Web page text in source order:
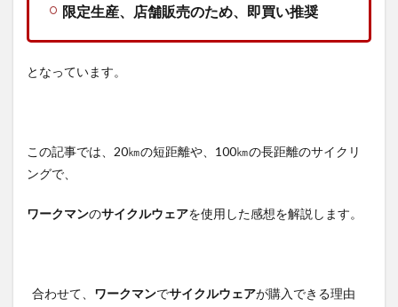
限定生産、店舗販売のため、即買い推奨
となっています。
この記事では、20㎞の短距離や、100㎞の長距離のサイクリ
ングで、
ワークマンのサイクルウェアを使用した感想を解説します。
合わせて、 ワークマンでサイクルウェアが購入できる理由